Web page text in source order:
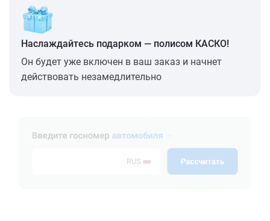
Наслаждайтесь подарком — полисом КАСКО!
Он будет уже включен в ваш заказ и начнет
действовать незамедлительно